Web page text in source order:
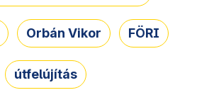
Orbán Vikor FÖRI
útfelújítás